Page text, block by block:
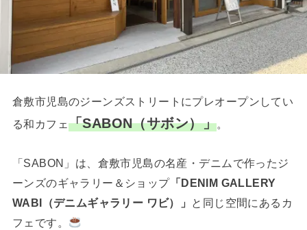
倉敷市児島のジーンズストリートにプレオープンしてい
る和カフェ「SABON（サボン）」。
「SABON」は、倉敷市児島の名産・デニムで作ったジ
ーンズのギャラリー＆ショップ「DENIM GALLERY
WABI（デニムギャラリー ワビ）」 と同じ空間にあるカ
フェです。